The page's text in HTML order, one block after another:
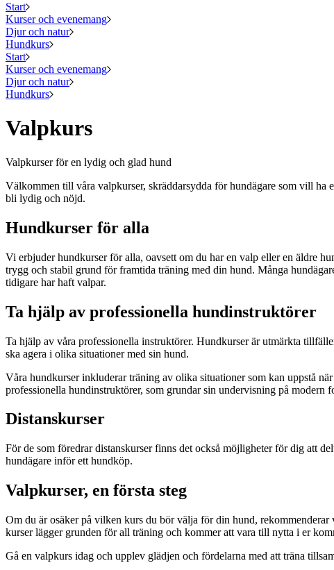
Start
Kurser och evenemang
Djur och natur
Hundkurs
Start
Kurser och evenemang
Djur och natur
Hundkurs
Valpkurs
Valpkurser för en lydig och glad hund
Välkommen till våra valpkurser, skräddarsydda för hundägare som vill
bli lydig och nöjd.
Hundkurser för alla
Vi erbjuder hundkurser för alla, oavsett om du har en valp eller en äldre
trygg och stabil grund för framtida träning med din hund. Många
tidigare har haft valpar.
Ta hjälp av professionella hundinstruktörer
Ta hjälp av våra professionella instruktörer. Hundkurser är utmärkta
ska agera i olika situationer med sin hund.
Våra hundkurser inkluderar träning av olika situationer som kan uppstå
professionella hundinstruktörer, som grundar sin undervisning på
Distanskurser
För de som föredrar distanskurser finns det också möjligheter för dig att
hundägare inför ett hundköp.
Valpkurser, en första steg
Om du är osäker på vilken kurs du bör välja för din hund,
kurser lägger grunden för all träning och kommer att vara till nytta i er
Gå en valpkurs idag och upplev glädjen och fördelarna med att träna